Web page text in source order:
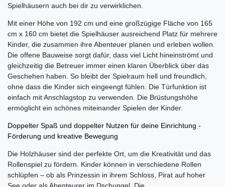
Spielhäusern auch bei dir zu verwirklichen.
Mit einer Höhe von 192 cm und eine großzügige Fläche von 165
cm x 160 cm bietet die Spielhäuser ausreichend Platz für mehrere
Kinder, die zusammen ihre Abenteuer planen und erleben wollen.
Die offene Bauweise sorgt dafür, dass viel Licht hineinströmt und
gleichzeitig die Betreuer immer einen klaren Überblick über das
Geschehen haben. So bleibt der Spielraum hell und freundlich,
ohne dass die Kinder sich eingeengt fühlen. Die Türfunktion ist
einfach mit Anschlagstop zu verwenden. Die Brüstungshöhe
ermöglicht ein schönes miteinander Spielen der Kinder.
Doppelter Spaß und doppelter Nutzen für deine Einrichtung -
Förderung und kreative Bewegung
Die Holzhäuser sind der perfekte Ort, um die Kreativität und das
Rollenspiel zu fördern. Kinder können in verschiedene Rollen
schlüpfen – ob als Prinzessin in ihrem Schloss, Pirat auf hoher